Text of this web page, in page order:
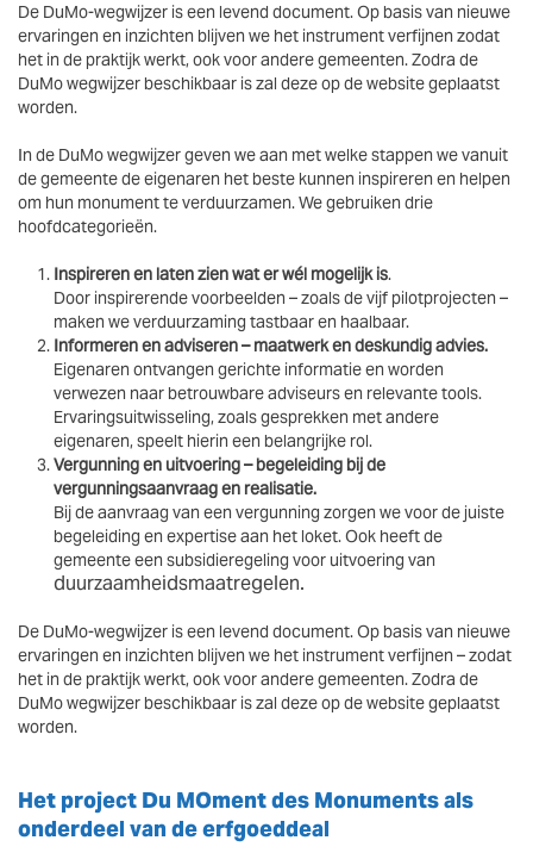
De DuMo-wegwijzer is een levend document. Op basis van nieuwe
ervaringen en inzichten blijven we het instrument verfijnen zodat
het in de praktijk werkt, ook voor andere gemeenten. Zodra de
DuMo wegwijzer beschikbaar is zal deze op de website geplaatst
worden.
In de DuMo wegwijzer geven we aan met welke stappen we vanuit
de gemeente de eigenaren het beste kunnen inspireren en helpen
om hun monument te verduurzamen. We gebruiken drie
hoofdcategorieën.
Inspirerenen laten zien wat er wél mogelijk is.
Door inspirerende voorbeelden – zoals de vijf pilotprojecten –
maken we verduurzaming tastbaar en haalbaar.
Informeren en adviseren – maatwerk en deskundig advies.
Eigenaren ontvangen gerichte informatie en worden
verwezen naar betrouwbare adviseurs en relevante tools.
Ervaringsuitwisseling, zoals gesprekken met andere
eigenaren, speelt hierin een belangrijke rol.
Vergunning en uitvoering– begeleiding bij de
vergunningsaanvraag en realisatie.
Bij de aanvraag van een vergunning zorgen we voor de juiste
begeleiding en expertise aan het loket. Ook heeft de
gemeente een subsidieregeling voor uitvoering van
duurzaamheidsmaatregelen.
De DuMo-wegwijzer is een levend document. Op basis van nieuwe
ervaringen en inzichten blijven we het instrument verfijnen – zodat
het in de praktijk werkt, ook voor andere gemeenten. Zodra de
DuMo wegwijzer beschikbaar is zal deze op de website geplaatst
worden.
Het project Du MOment des Monuments als
onderdeel van de erfgoeddeal